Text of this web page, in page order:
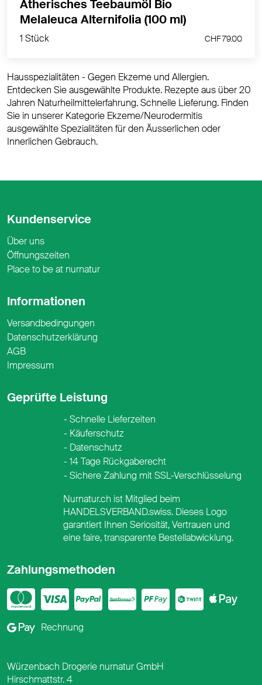
1 Stück
Ätherisches Teebaumöl Bio
Melaleuca Alternifolia (100 ml)
1 Stück CHF 79.00
Hausspezialitäten - Gegen Ekzeme und Allergien.
Entdecken Sie ausgewählte Produkte. Rezepte aus über 20
Jahren Naturheilmittelerfahrung. Schnelle Lieferung. Finden
Sie in unserer Kategorie Ekzeme/Neurodermitis
ausgewählte Spezialitäten für den Äusserlichen oder
Innerlichen Gebrauch.
Kundenservice
Über uns
Öffnungszeiten
Place to be at nurnatur
Informationen
Versandbedingungen
Datenschutzerklärung
AGB
Impressum
Geprüfte Leistung
Schnelle Lieferzeiten
Käuferschutz
Datenschutz
14 Tage Rückgaberecht
Sichere Zahlung mit SSL-Verschlüsselung
Zahlungsmethoden
Mastercard
VisaPayPal
PostFinance
Twint
Google Pay
Rechnung
Nurnatur.ch ist Mitglied beim
HANDELSVERBAND.swiss. Dieses Logo
garantiert Ihnen Seriosität, Vertrauen und
eine faire, transparente Bestellabwicklung.
Würzenbach Drogerie nurnatur GmbH
Hirschmattstr. 4